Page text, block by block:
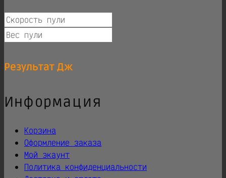
Результат Дж
Информация
Корзина
Оформление заказа
Мой экаунт
Политика конфиденциальности